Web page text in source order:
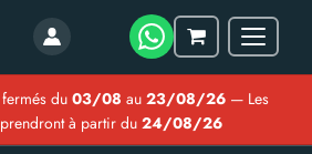
Mon
Menu
du 03/08 au 23/08/26— Les
à partir du 24/08/26